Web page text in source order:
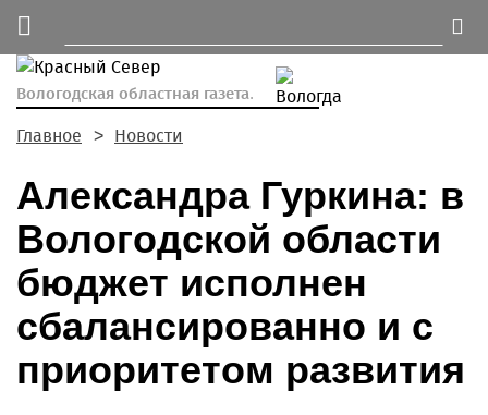
Вологодская областная газета.
Главное Новости
Александра Гуркина: в
Вологодской области
бюджет исполнен
сбалансированно и с
приоритетом развития